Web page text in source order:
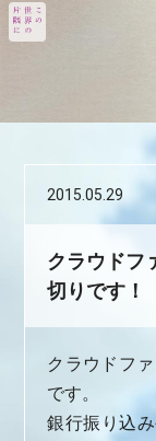
2015.05.29
クラウドフ
切りです！
クラウドフ
です。
銀行振り込